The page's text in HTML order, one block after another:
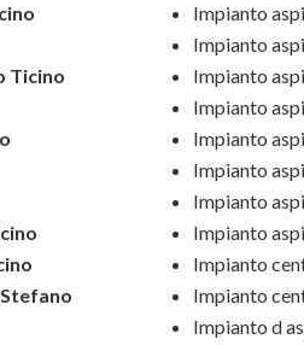
Ticino
Impianto
Impianto
Impianto
Impianto
Impianto
Impianto
Impianto
Impianto
Impianto
Impianto
Impianto d